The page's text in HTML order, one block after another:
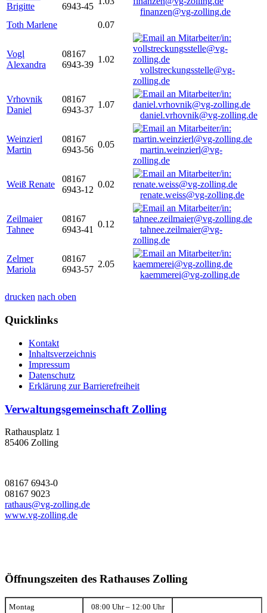
Brigitte
6943-45
finanzen@vg-zolling.de
Toth Marlene
0.07
Vogl
Alexandra
08167
6943-39
1.02
vollstreckungsstelle@vg-
zolling.de
Vrhovnik
Daniel
08167
6943-37
1.07
daniel.vrhovnik@vg-zolling.de
Weinzierl
Martin
08167
6943-56
0.05
martin.weinzierl@vg-
zolling.de
Weiß Renate
08167
6943-12
0.02
renate.weiss@vg-zolling.de
Zeilmaier
Tahnee
08167
6943-41
0.12
tahnee.zeilmaier@vg-
zolling.de
Zelmer
Mariola
08167
6943-57
2.05
kaemmerei@vg-zolling.de
drucken nach oben
Quicklinks
Kontakt
Inhaltsverzeichnis
Impressum
Datenschutz
Erklärung zur Barrierefreiheit
Verwaltungsgemeinschaft Zolling
Rathausplatz 1
85406 Zolling
08167 6943-0
08167 9023
rathaus@vg-zolling.de
www.vg-zolling.de
Öffnungszeiten des Rathauses Zolling
Montag 08:00 Uhr – 12:00 Uhr